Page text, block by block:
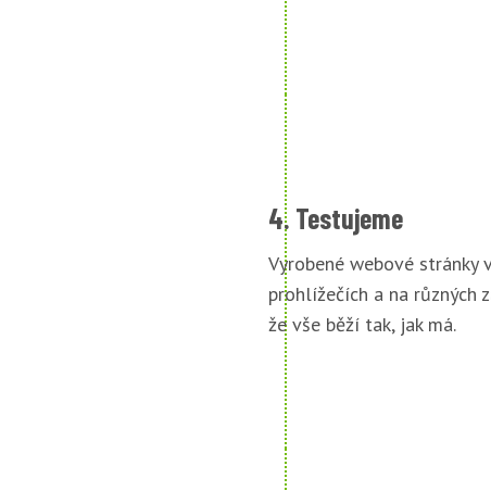
4. Testujeme
Vyrobené webové stránky
prohlížečích a na různých
že vše běží tak, jak má.